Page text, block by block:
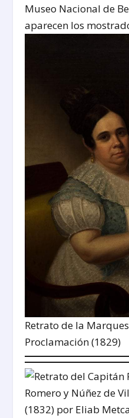
Museo Nacional de
aparecen los
Retrato de la
Proclamación (1829)